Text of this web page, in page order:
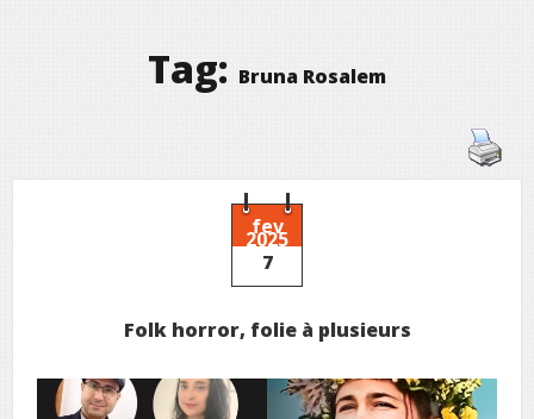
Tag: Bruna Rosalem
fev
2025
7
Folk horror, folie à plusieurs